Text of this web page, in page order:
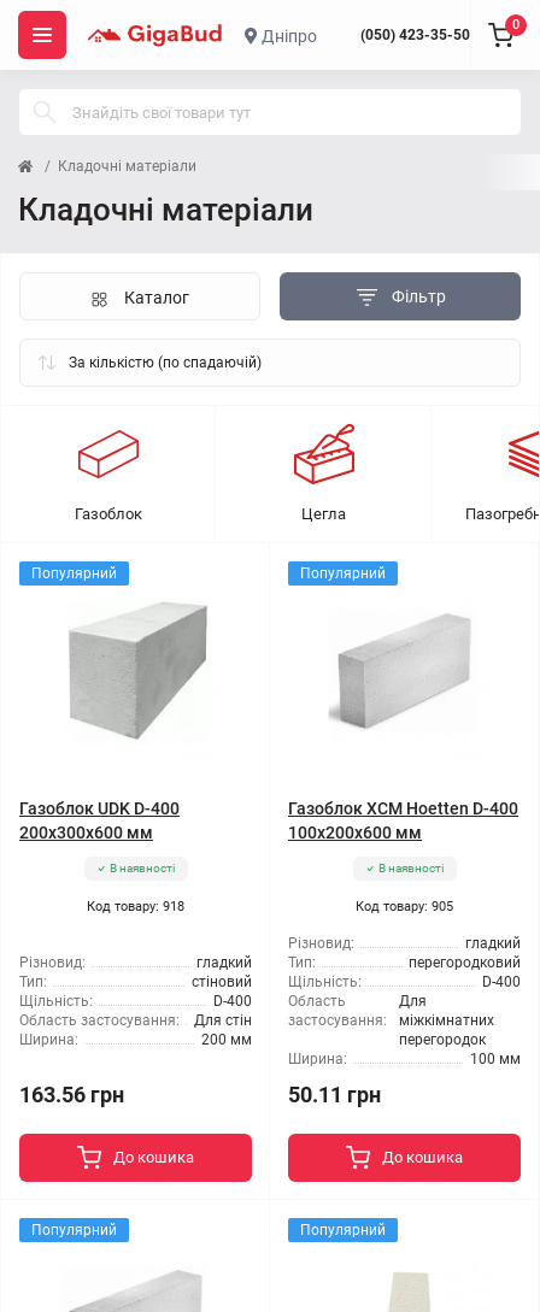
Дніпро (050) 423-35-50
0
Кладочні матеріали
Кладочні матеріали
Фільтр
Каталог
Газоблок Цегла
Популярний
Газоблок UDK D-400
200x300x600 мм
В наявності
Код товару: 918
Різновид:
гладкий
Тип:
стіновий
Щільність:
D-400
Область застосування:
Для стін
Ширина:
200 мм
163.56 грн
До кошика
Популярний
Газоблок ХСМ Hoetten D-400
100x200x600 мм
В наявності
Код товару: 905
Різновид:
гладкий
Тип:
перегородковий
Щільність:
D-400
Область
застосування:
Для
міжкімнатних
перегородок
Ширина:
100 мм
50.11 грн
До кошика
Популярний Популярний